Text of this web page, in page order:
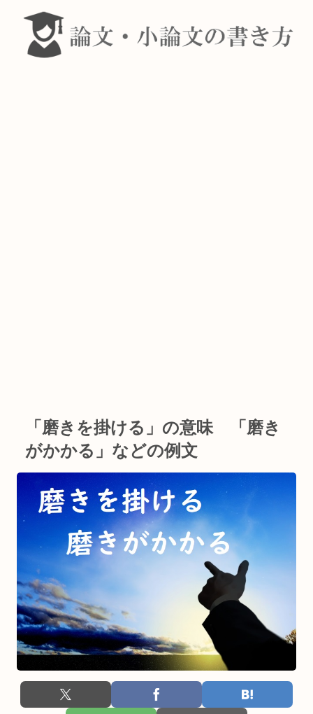
「磨きを掛ける」の意味 「磨き
がかかる」などの例文